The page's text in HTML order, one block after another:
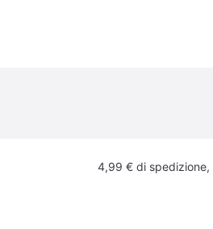
4,99 € di spedizione,